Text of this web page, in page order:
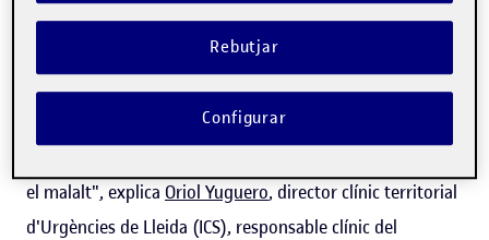
traslladar pacients d'edat avançada per fer una única
prova o una valoració que suposa més temps de trasllat
que d'activitat assistencial. Per això pensem que
el monitoratge a distància ens permeten
el malalt", explica Oriol Yuguero, director clínic territorial
d'Urgències de Lleida (ICS), responsable clínic del
Rebutjar
Configurar